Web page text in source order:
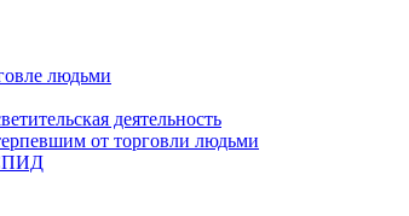
людьми
деятельность
от торговли людьми